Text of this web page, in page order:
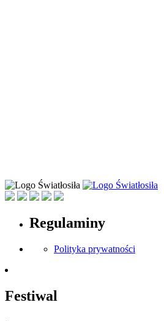
Regulaminy
Polityka prywatności
Festiwal